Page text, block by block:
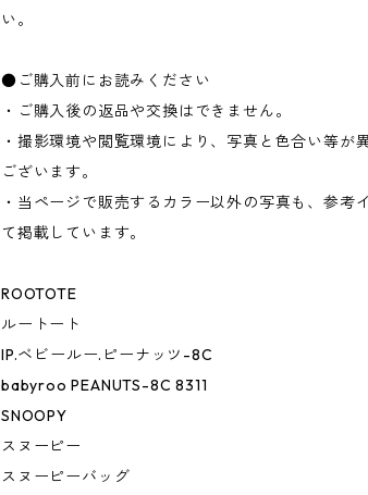
い。
●ご購入前にお読みください
・ご購入後の返品や交換はできません。
・撮影環境や閲覧環境により、写真と色合い等が
ございます。
・当ページで販売するカラー以外の写真も、参考
て掲載しています。
ROOTOTE
ルートート
IP.ベビールー.ピーナッツ-8C
babyroo PEANUTS-8C 8311
SNOOPY
スヌーピー
スヌーピーバッグ